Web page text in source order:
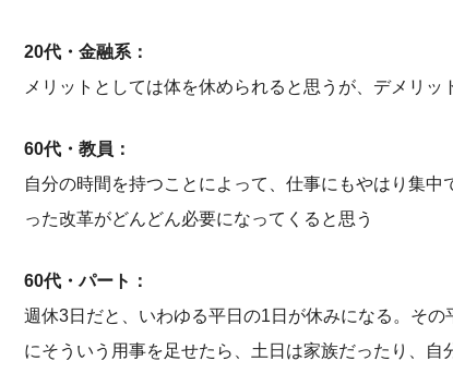
20代・金融系：
メリットとしては体を休められると思うが、デメリ
60代・教員：
自分の時間を持つことによって、仕事にもやはり集
った改革がどんどん必要になってくると思う
60代・パート：
週休3日だと、いわゆる平日の1日が休みになる。そ
にそういう用事を足せたら、土日は家族だったり、自